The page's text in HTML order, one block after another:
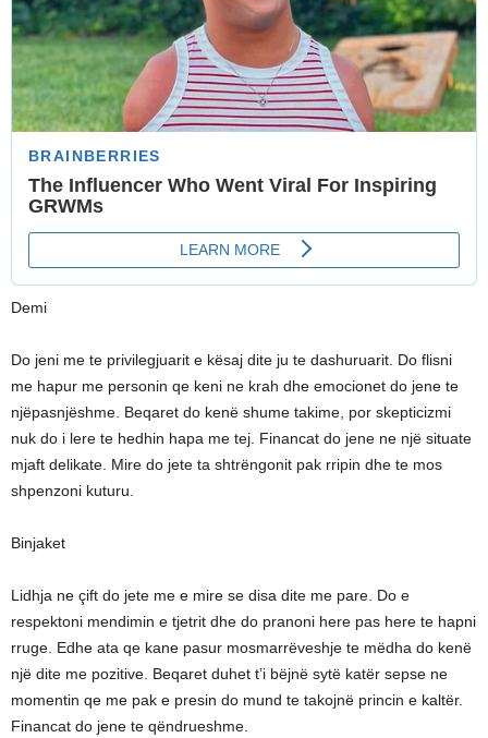
Demi
Do jeni me te privilegjuarit e kësaj dite ju te dashuruarit. Do flisni
me hapur me personin qe keni ne krah dhe emocionet do jene te
njëpasnjëshme. Beqaret do kenë shume takime, por skepticizmi
nuk do i lere te hedhin hapa me tej. Financat do jene ne një situate
mjaft delikate. Mire do jete ta shtrëngonit pak rripin dhe te mos
shpenzoni kuturu.
Binjaket
Lidhja ne çift do jete me e mire se disa dite me pare. Do e
respektoni mendimin e tjetrit dhe do pranoni here pas here te hapni
rruge. Edhe ata qe kane pasur mosmarrëveshje te mëdha do kenë
një dite me pozitive. Beqaret duhet t’i bëjnë sytë katër sepse ne
momentin qe me pak e presin do mund te takojnë princin e kaltër.
Financat do jene te qëndrueshme.